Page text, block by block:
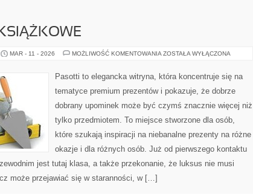
MAR - 11 - 2026 MOŻLIWOŚĆ KOMENTOWANIA PREZENTY
ZOSTAŁA WYŁĄCZONA
Pasotti to elegancka witryna, która koncentruje się na
tematyce premium prezentów i pokazuje, że dobrze
dobrany upominek może być czymś znacznie więcej niż
tylko przedmiotem. To miejsce stworzone dla osób,
które szukają inspiracji na niebanalne prezenty na różne
okazje i dla różnych osób. Już od pierwszego kontaktu
jest tutaj klasa, a także przekonanie, że luksus nie musi
może przejawiać się w staranności, w […]